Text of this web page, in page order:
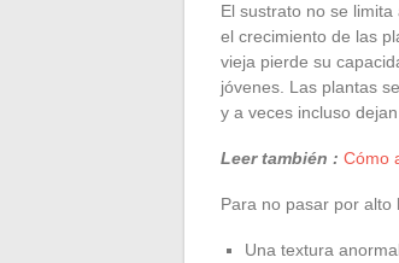
El sustrato no se
el crecimiento de las
vieja pierde su
jóvenes. Las plantas
y a veces incluso
Leer también : Cómo
Para no pasar por
Una textura